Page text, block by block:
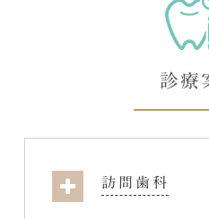
診療
訪問歯科